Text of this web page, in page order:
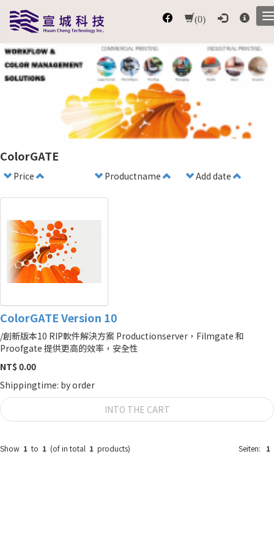
(0)
ColorGATE
Price Productname Add date
ColorGATE Version 10
/創新版本10 RIP軟件解決方案 Productionserver，Filmgate 和
Proofgate 提供更高的效率，安全性
NT$ 0.00
Shippingtime: by order
INTO THE CART
Show 1 to 1 (of in total 1 products) Seiten: 1